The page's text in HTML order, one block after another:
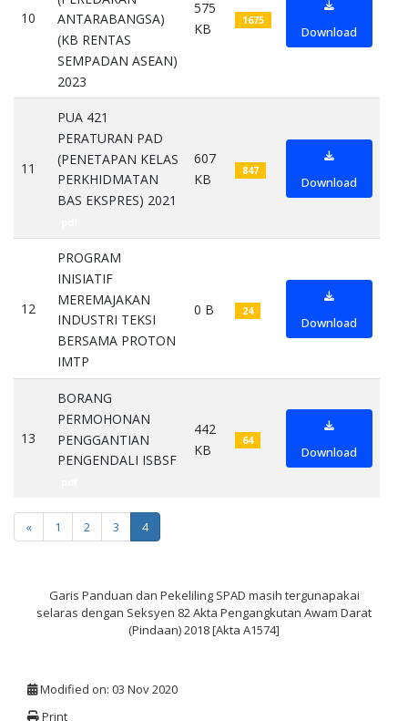
10
ANTARABANGSA)
(KB RENTAS
SEMPADAN ASEAN)
2023
575
KB
1675
Download
11
PUA 421
PERATURAN PAD
(PENETAPAN KELAS
PERKHIDMATAN
BAS EKSPRES) 2021
607
KB
847
Download
12
PROGRAM
INISIATIF
MEREMAJAKAN
INDUSTRI TEKSI
BERSAMA PROTON
IMTP
0 B 24
Download
13
BORANG
PERMOHONAN
PENGGANTIAN
PENGENDALI ISBSF
442
KB
64
Download
« 1 2 3 4
Garis Panduan dan Pekeliling SPAD masih tergunapakai
selaras dengan Seksyen 82 Akta Pengangkutan Awam Darat
(Pindaan) 2018 [Akta A1574]
Modified on: 03 Nov 2020
Print